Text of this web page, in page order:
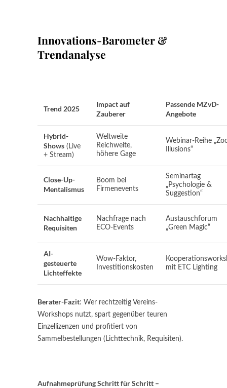
Innovations-Barometer &
Trendanalyse
Trend 2025
Impact auf
Zauberer
Passende MZvD-
Angebote
Hybrid-
Shows (Live
+ Stream)
Weltweite
Reichweite,
höhere Gage
Webinar-Reihe
Illusions“
Close-Up-
Mentalismus
Boom bei
Firmenevents
Seminartag
„Psychologie &
Suggestion“
Nachhaltige
Requisiten
Nachfrage nach
ECO-Events
Austauschforum
„Green Magic“
AI-
gesteuerte
Lichteffekte
Wow-Faktor,
Investitionskosten
mit ETC Lighting
Berater-Fazit: Wer rechtzeitig Vereins-
Workshops nutzt, spart gegenüber teuren
Einzellizenzen und profitiert von
Sammelbestellungen (Lichttechnik, Requisiten).
Aufnahmeprüfung Schritt für Schritt –